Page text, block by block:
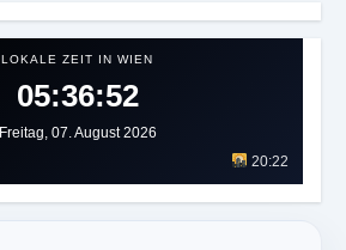
LOKALE ZEIT IN WIEN
05:36:55
Freitag, 07. August 2026
20:22